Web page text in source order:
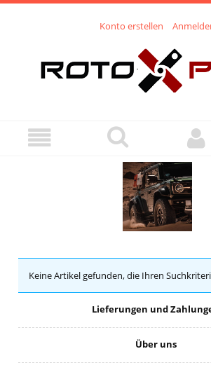
Konto erstellen
Keine Artikel gefunden, die Ihren
Lieferungen und
Über uns